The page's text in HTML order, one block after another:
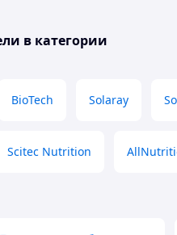
в категории
BioTech Solaray
Scitec Nutrition